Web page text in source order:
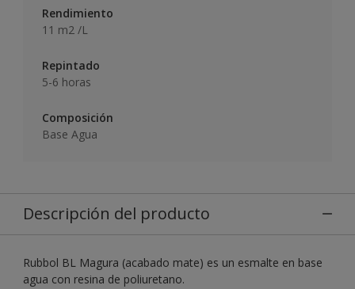
Rendimiento
11 m2 /L
Repintado
5-6 horas
Composición
Base Agua
Descripción del producto
Rubbol BL Magura (acabado mate) es un esmalte en base
agua con resina de poliuretano.